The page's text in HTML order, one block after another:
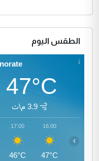
الطقس اليوم
47°C
3.9 م\ث
16:00
47°C
17:00
46°C
›